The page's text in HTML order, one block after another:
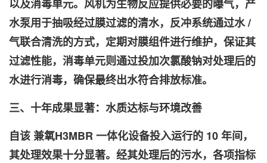
以及消毒单元。风机为生物反应提供必要的曝气，产
水泵用于抽吸经过膜过滤的清水，反冲系统通过水 /
气联合清洗的方式，定期对膜组件进行维护，保证其
过滤性能，消毒单元则通过投加次氯酸钠对处理后的
水进行消毒，确保最终出水符合排放标准。
三、十年成果显著：水质达标与环境改善
自该兼氧H3MBR 一体化设备投入运行的 10 年间，
其处理效果十分显著。经其处理后的污水，各项指标